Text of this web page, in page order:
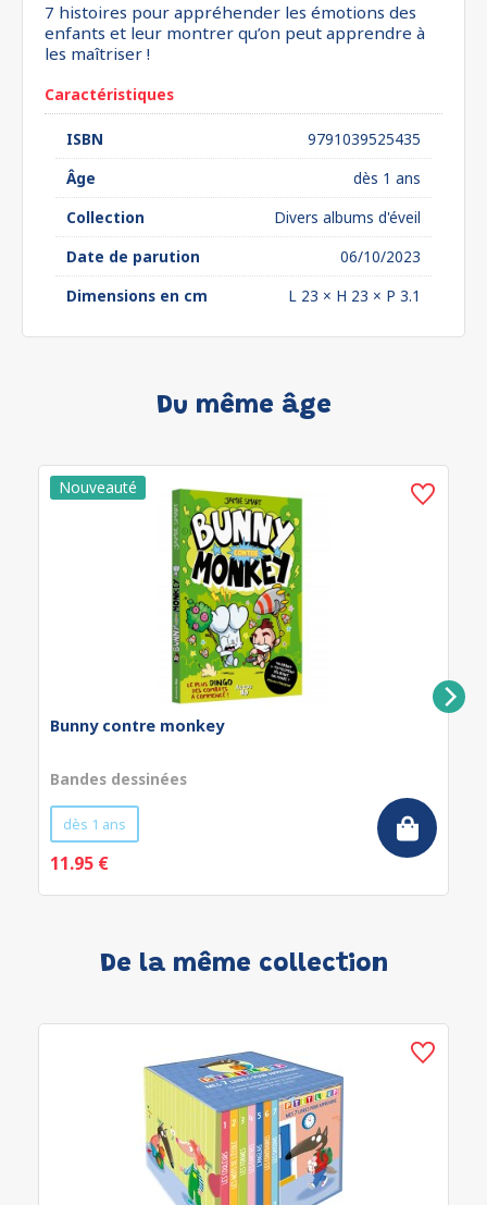
7 histoires pour appréhender les émotions des
enfants et leur montrer qu’on peut apprendre à
les maîtriser !
Caractéristiques
ISBN
9791039525435
Âge
dès 1 ans
Collection
Divers albums d'éveil
Date de parution
06/10/2023
Dimensions en cm
L 23 × H 23 × P 3.1
Du même âge
Bunny contre monkey
Bandes dessinées
dès 1 ans
11.95 €
De la même collection